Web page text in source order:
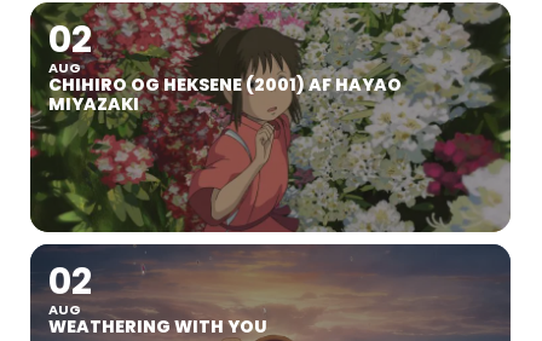
02
AUG
CHIHIRO OG HEKSENE (2001) AF HAYAO
MIYAZAKI
02
AUG
WEATHERING WITH YOU